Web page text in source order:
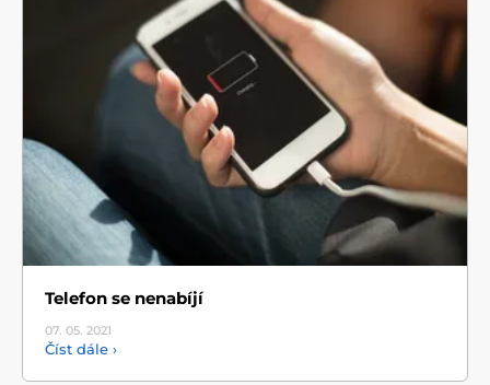
Telefon se nenabíjí
07. 05. 2021
Číst dále ›